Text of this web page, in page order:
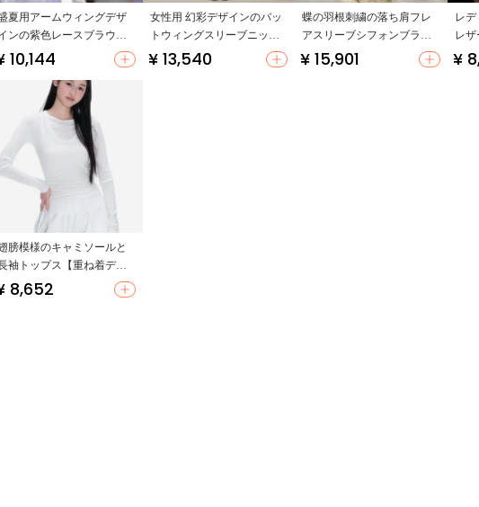
夏用アームウィングデザ
ンの紫色レースブラウス
スカート【シフォン・フ
ランス風・二部構成】（セ
ットアップ対応）
10,144
女性用 幻彩デザインのバッ
トウィングスリーブニット
トップス＆ワイドレッグパ
ンツ（セットアップ対応）
¥ 13,540
蝶の羽根刺繍の落ち肩フレ
アスリーブシフォンブラウ
ス【ゆったりデザイン・イ
ンナーキャミソール付き】
¥ 15,901
レ
レ
カー
¥
膀模様のキャミソールと
袖トップス【重ね着デザ
ン・春用・タイトフィッ
ト】（セットアップ対応）
8,652